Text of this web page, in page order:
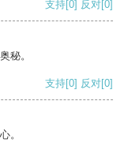
支持[0] 反对[0]
秘。
支持[0] 反对[0]
。